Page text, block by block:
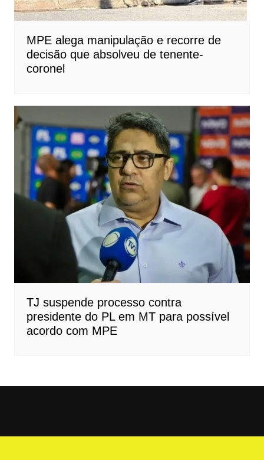
MPE alega manipulação e recorre de
decisão que absolveu de tenente-
coronel
TJ suspende processo contra
presidente do PL em MT para possível
acordo com MPE